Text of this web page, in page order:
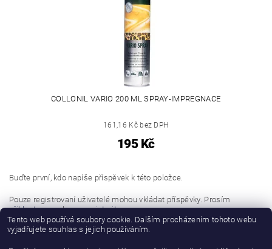
COLLONIL VARIO 200 ML SPRAY-IMPREGNACE
161,16 Kč bez DPH
195 Kč
Buďte první, kdo napíše příspěvek k této položce.
Pouze registrovaní uživatelé mohou vkládat příspěvky. Prosím
přihlaste senebo seregistrujte.
Buďte první, kdo napíše příspěvek k této položce.
Tento web používá soubory cookie. Dalším procházením tohoto webu
vyjadřujete souhlas s jejich používáním.